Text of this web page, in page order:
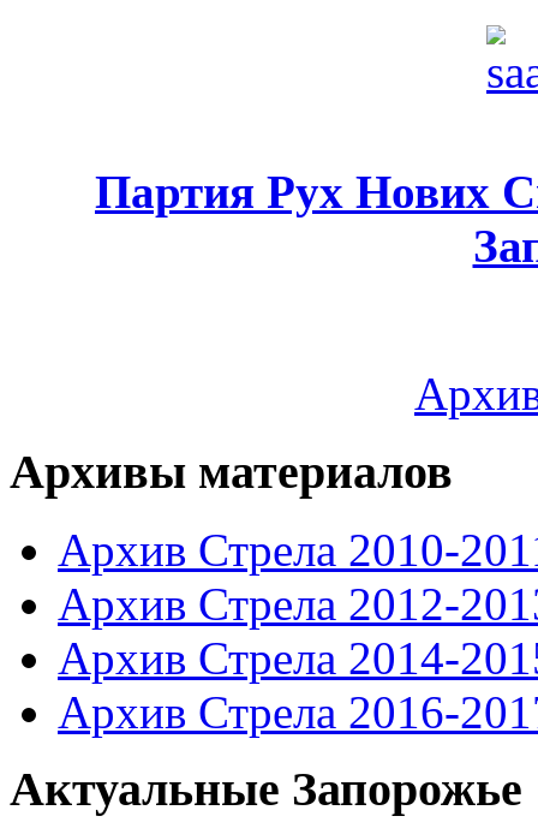
Партия Рух Нових
Архивы материалов
Архив Стрела 2010-
Архив Стрела 2012-
Архив Стрела 2014-
Архив Стрела 2016-
Актуальные Запорожье